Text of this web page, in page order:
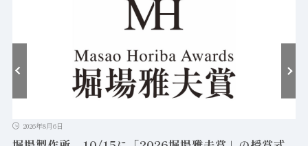
2026年8月6日